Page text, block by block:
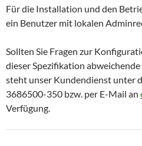
RAM
Festplattenkapazität
Für die Installation und den
ein Benutzer mit lokalen
Sollten Sie Fragen zur
dieser Spezifikation
steht unser Kundendienst unter
3686500-350 bzw. per E-Mail an
Verfügung.